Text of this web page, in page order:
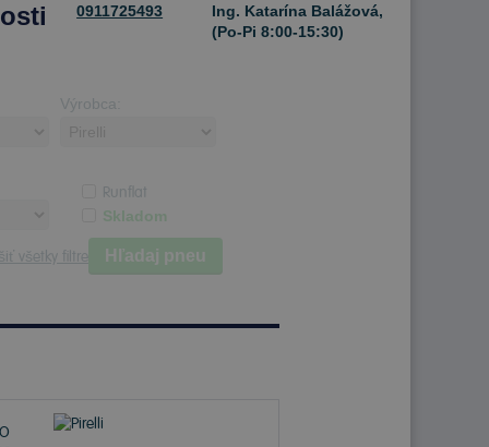
0911725493
Ing. Katarína Balážová,
(Po-Pi 8:00-15:30)
Výrobca:
Runflat
Skladom
všetky filtre Hľadaj pneu